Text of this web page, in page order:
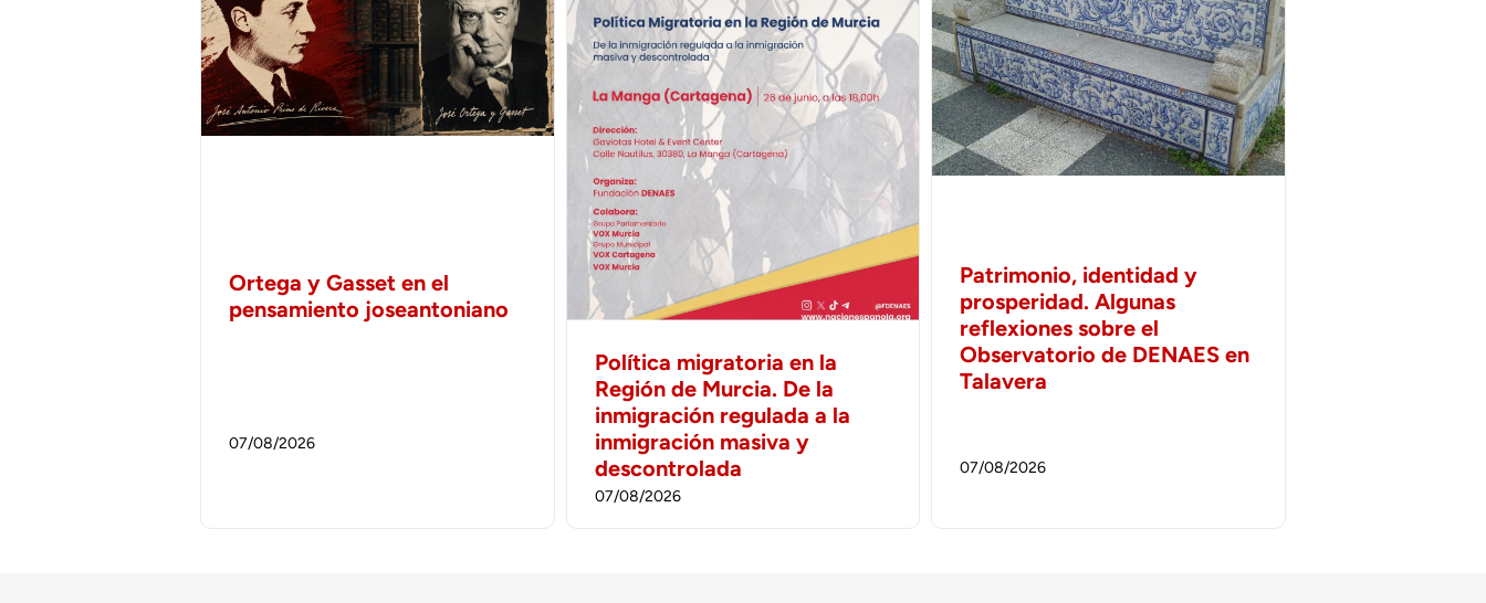
Ortega y Gasset en el
pensamiento joseantoniano
07/08/2026
Política migratoria en la
Región de Murcia. De la
inmigración regulada a la
inmigración masiva y
descontrolada
07/08/2026
Patrimonio, identidad y
prosperidad. Algunas
reflexiones sobre el
Observatorio de DENAES en
Talavera
07/08/2026